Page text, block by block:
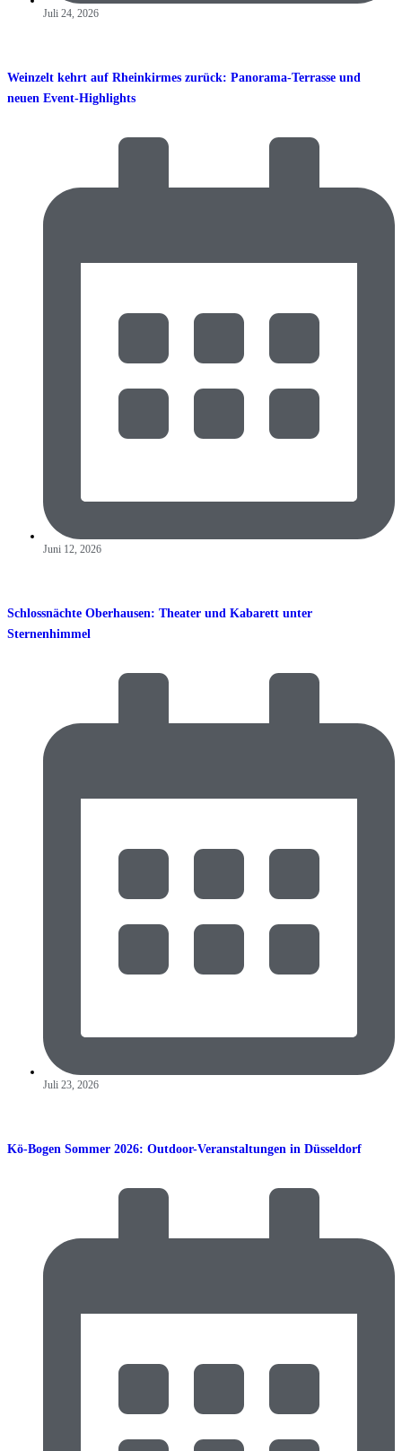
Juli 24, 2026
Weinzelt kehrt auf Rheinkirmes zurück: Panorama-Terrasse und
neuen Event-Highlights
Juni 12, 2026
Schlossnächte Oberhausen: Theater und Kabarett unter
Sternenhimmel
Juli 23, 2026
Kö-Bogen Sommer 2026: Outdoor-Veranstaltungen in Düsseldorf